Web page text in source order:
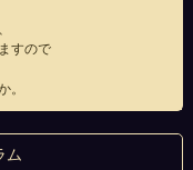
すので
。
ム